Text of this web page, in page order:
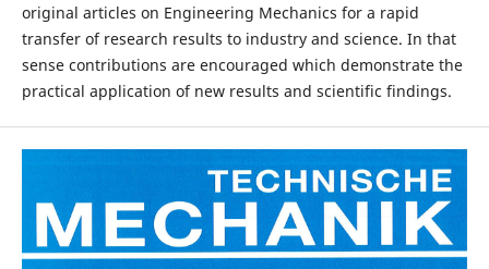
original articles on Engineering Mechanics for a rapid
transfer of research results to industry and science. In that
sense contributions are encouraged which demonstrate the
practical application of new results and scientific findings.